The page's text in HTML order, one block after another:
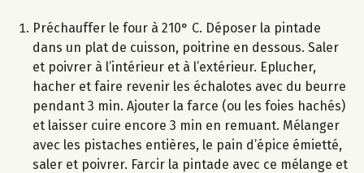
Préchauffer le four à 210° C. Déposer la pintade
dans un plat de cuisson, poitrine en dessous. Saler
et poivrer à l’intérieur et à l’extérieur. Eplucher,
hacher et faire revenir les échalotes avec du beurre
pendant 3 min. Ajouter la farce (ou les foies hachés)
et laisser cuire encore 3 min en remuant. Mélanger
avec les pistaches entières, le pain d’épice émietté,
saler et poivrer. Farcir la pintade avec ce mélange et